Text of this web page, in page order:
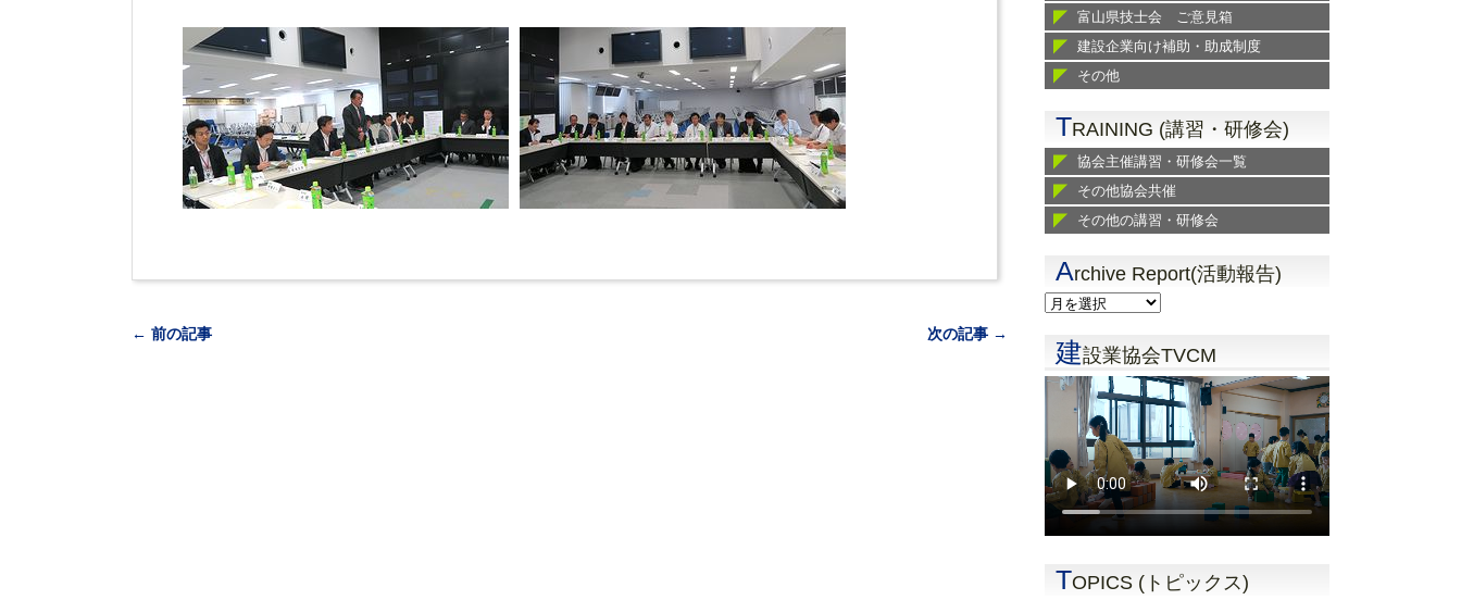
← 前の記事 次の記事 →
富山県技士会 ご意見箱
建設企業向け補助・助成制度
その他
TRAINING (講習・研修会)
協会主催講習・研修会一覧
その他協会共催
その他の講習・研修会
Archive Report(活動報告)
建設業協会TVCM
TOPICS (トピックス)